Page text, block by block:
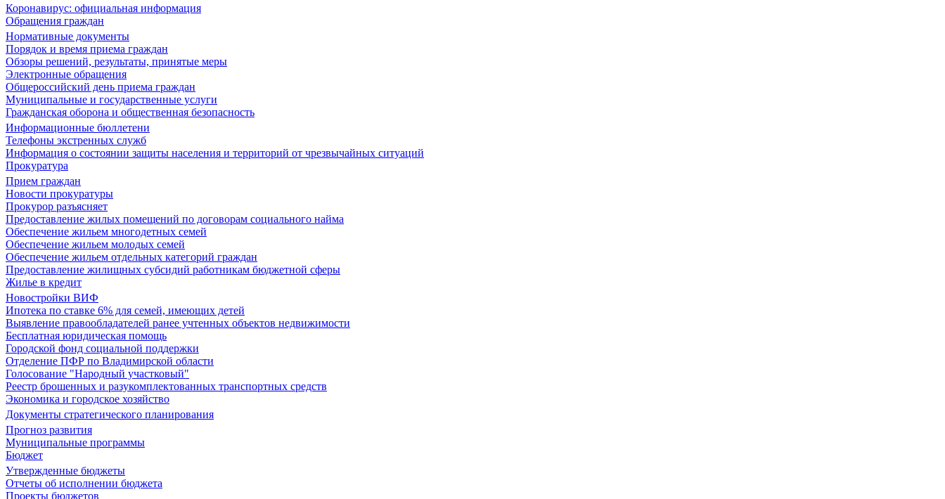
Коронавирус: официальная информация
Обращения граждан
Нормативные документы
Порядок и время приема граждан
Обзоры решений, результаты, принятые меры
Электронные обращения
Общероссийский день приема граждан
Муниципальные и государственные услуги
Гражданская оборона и общественная безопасность
Информационные бюллетени
Телефоны экстренных служб
Информация о состоянии защиты населения и территорий от чрезвычайных ситуаций
Прокуратура
Прием граждан
Новости прокуратуры
Прокурор разъясняет
Предоставление жилых помещений по договорам социального найма
Обеспечение жильем многодетных семей
Обеспечение жильем молодых семей
Обеспечение жильем отдельных категорий граждан
Предоставление жилищных субсидий работникам бюджетной сферы
Жилье в кредит
Новостройки ВИФ
Ипотека по ставке 6% для семей, имеющих детей
Выявление правообладателей ранее учтенных объектов недвижимости
Бесплатная юридическая помощь
Городской фонд социальной поддержки
Отделение ПФР по Владимирской области
Голосование "Народный участковый"
Реестр брошенных и разукомплектованных транспортных средств
Экономика и городское хозяйство
Документы стратегического планирования
Прогноз развития
Муниципальные программы
Бюджет
Утвержденные бюджеты
Отчеты об исполнении бюджета
Проекты бюджетов